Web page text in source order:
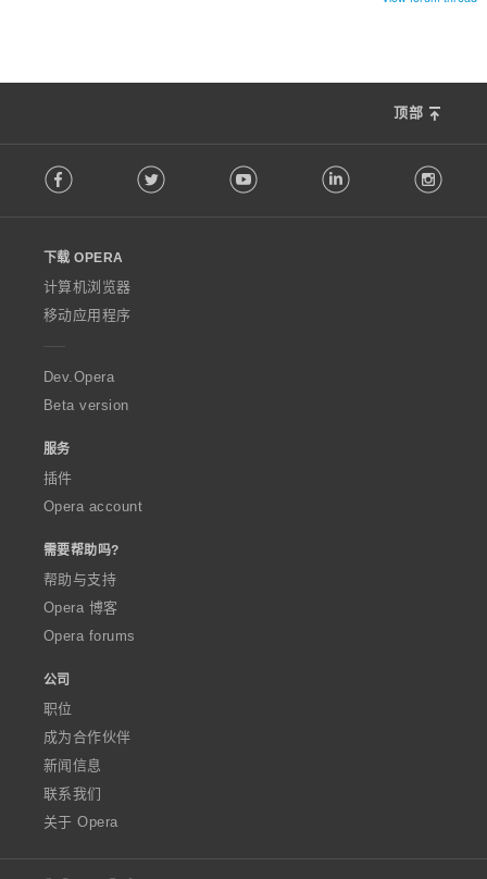
顶部
o
w
O
p
a
Facebook Twitter Youtube LinkedIn
下载 OPERA
计算机浏览器
移动应用程序
Dev.Opera
Beta version
服务
插件
Opera account
需要帮助吗?
帮助与支持
Opera 博客
Opera forums
公司
职位
成为合作伙伴
新闻信息
联系我们
关于 Opera